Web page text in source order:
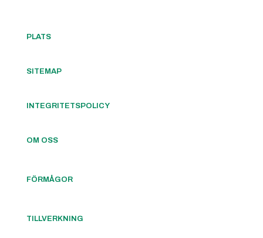
PLATS
SITEMAP
INTEGRITETSPOLICY
OM OSS
FÖRMÅGOR
TILLVERKNING